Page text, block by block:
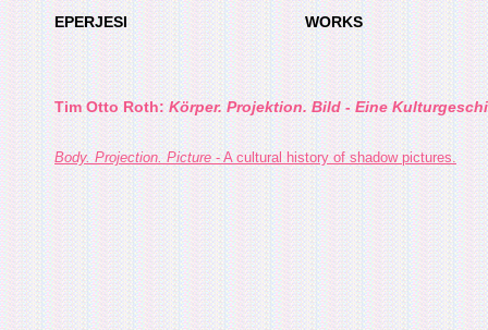
EPERJESI WORKS
Tim Otto Roth:Körper. Projektion. Bild-Eine
Body. Projection. Picture- A cultural history of shadow pictures.